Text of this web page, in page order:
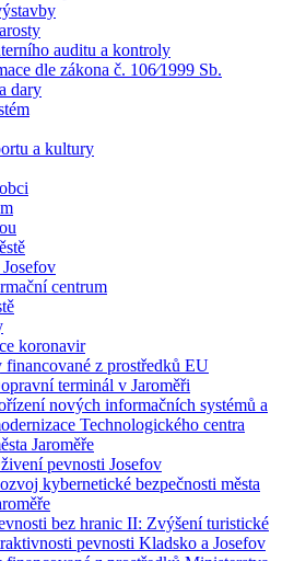
auditu a kontroly
dle zákona č. 106⁄1999 Sb.
dary
a kultury
centrum
koronavir
financované z prostředků EU
terminál v Jaroměři
nových informačních systémů a
Technologického centra
Jaroměře
pevnosti Josefov
kybernetické bezpečnosti města
bez hranic II: Zvýšení turistické
pevnosti Kladsko a Josefov